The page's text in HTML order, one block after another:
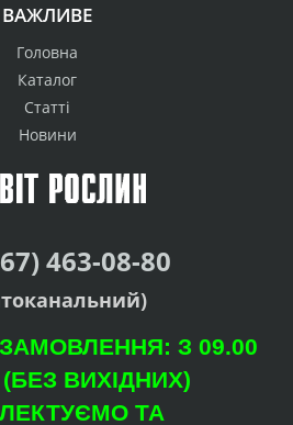
ВАЖЛИВЕ
Головна
Каталог
Статті
Новини
463-08-80
З 09.00
ВИХІДНИХ)
ТА